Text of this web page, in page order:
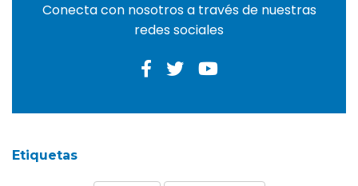
Conecta con nosotros a través de nuestras
redes sociales
Etiquetas